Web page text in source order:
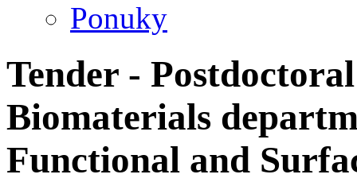
Ponuky
Tender -
Biomaterials
Functional and